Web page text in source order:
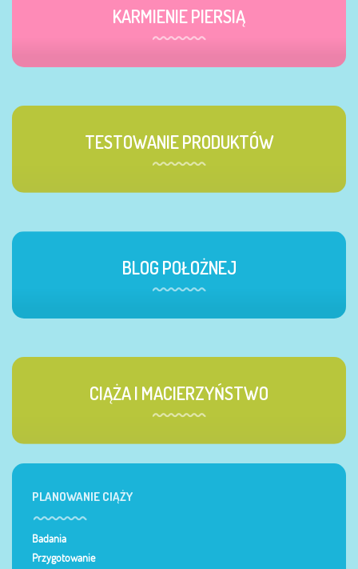
KARMIENIE PIERSIĄ
TESTOWANIE PRODUKTÓW
BLOG POŁOŻNEJ
CIĄŻA I MACIERZYŃSTWO
PLANOWANIE CIĄŻY
Badania
Przygotowanie